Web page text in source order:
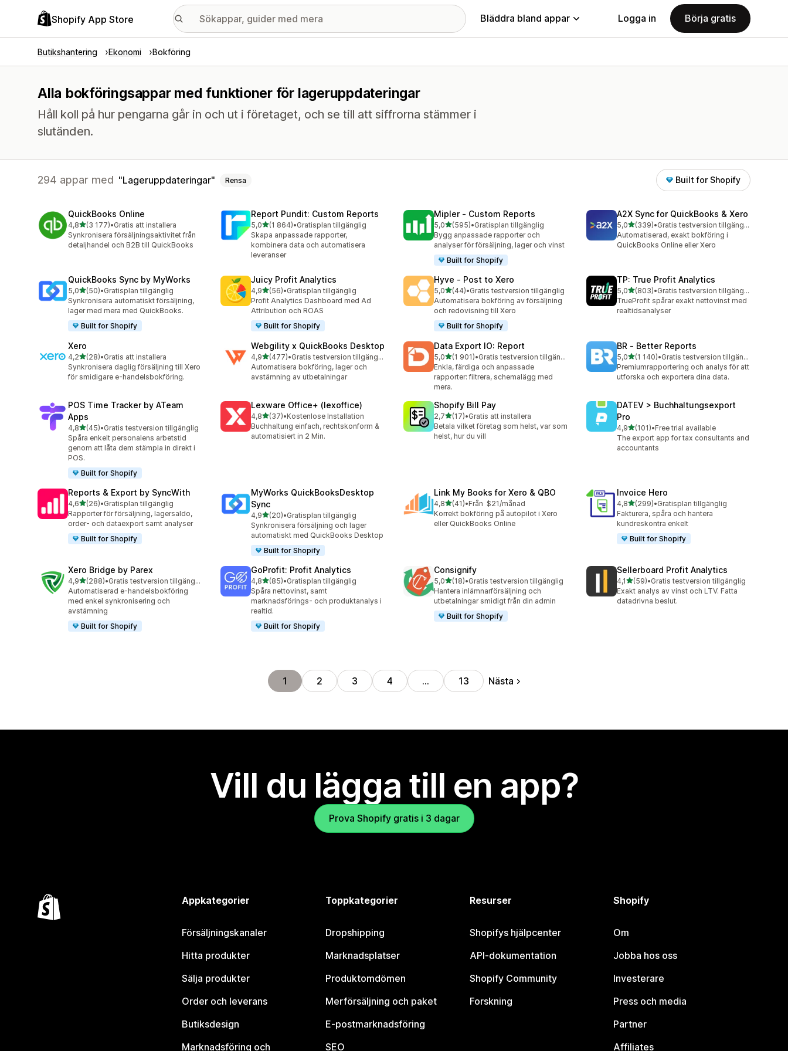
Shopify App Store Bläddra bland appar Logga in Börja gratis
Butikshantering Ekonomi Bokföring
Alla bokföringsappar med funktioner för lageruppdateringar
Håll koll på hur pengarna går in och ut i företaget, och se till att siffrorna stämmer i
slutänden.
294 appar med Lageruppdateringar Rensa Built for Shopify
QuickBooks Online
4,8av 5 stjärnor
(3 177)
3177 recensioner totalt
•Gratis att installera
Synkronisera försäljningsaktivitet från
detaljhandel och B2B till QuickBooks
Report Pundit: Custom Reports
5,0av 5 stjärnor
(1 864)
1864 recensioner totalt
•Gratisplan tillgänglig
Skapa anpassade rapporter,
kombinera data och automatisera
leveranser
Mipler ‑ Custom Reports
5,0av 5 stjärnor
(595)
595 recensioner totalt
•Gratisplan tillgänglig
Bygg anpassade rapporter och
analyser för försäljning, lager och vinst
Built for Shopify
A2X Sync for QuickBooks & Xero
5,0av 5 stjärnor
(339)
339 recensioner totalt
•
Gratis testversion tillgänglig
Automatiserad, exakt bokföring i
QuickBooks Online eller Xero
QuickBooks Sync by MyWorks
5,0av 5 stjärnor
(50)
50 recensioner totalt
•Gratisplan tillgänglig
Synkronisera automatiskt försäljning,
lager med mera med QuickBooks.
Built for Shopify
Juicy Profit Analytics
4,9av 5 stjärnor
(56)
56 recensioner totalt
•Gratisplan tillgänglig
Profit Analytics Dashboard med Ad
Attribution och ROAS
Built for Shopify
Hyve ‑ Post to Xero
5,0av 5 stjärnor
(44)
44 recensioner totalt
•Gratis testversion tillgänglig
Automatisera bokföring av försäljning
och redovisning till Xero
Built for Shopify
TP: True Profit Analytics
5,0av 5 stjärnor
(803)
803 recensioner totalt
•
Gratis testversion tillgänglig
TrueProfit spårar exakt nettovinst med
realtidsanalyser
Xero
4,2av 5 stjärnor
(28)
28 recensioner totalt
•Gratis att installera
Synkronisera daglig försäljning till Xero
för smidigare e-handelsbokföring.
Webgility x QuickBooks Desktop
4,9av 5 stjärnor
(477)
477 recensioner totalt
•
Gratis testversion tillgänglig
Automatisera bokföring, lager och
avstämning av utbetalningar
Data Export IO: Report
5,0av 5 stjärnor
(1 901)
1901 recensioner totalt
•
Gratis testversion tillgänglig
Enkla, färdiga och anpassade
rapporter: filtrera, schemalägg med
mera.
BR ‑ Better Reports
5,0av 5 stjärnor
(1 140)
1140 recensioner totalt
•
Gratis testversion tillgänglig
Premiumrapportering och analys för att
utforska och exportera dina data.
POS Time Tracker by ATeam
Apps
4,8av 5 stjärnor
(45)
45 recensioner totalt
•Gratis testversion tillgänglig
Spåra enkelt personalens arbetstid
genom att låta dem stämpla in direkt i
POS.
Built for Shopify
Lexware Office+ (lexoffice)
4,8av 5 stjärnor
(37)
37 recensioner totalt
•Kostenlose Installation
Buchhaltung einfach, rechtskonform &
automatisiert in 2 Min.
Shopify Bill Pay
2,7av 5 stjärnor
(17)
17 recensioner totalt
•Gratis att installera
Betala vilket företag som helst, var som
helst, hur du vill
DATEV > Buchhaltungsexport
Pro
4,9av 5 stjärnor
(101)
101 recensioner totalt
•Free trial available
The export app for tax consultants and
accountants
Reports & Export by SyncWith
4,6av 5 stjärnor
(26)
26 recensioner totalt
•Gratisplan tillgänglig
Rapporter för försäljning, lagersaldo,
order- och dataexport samt analyser
Built for Shopify
MyWorks QuickBooksDesktop
Sync
4,9av 5 stjärnor
(20)
20 recensioner totalt
•Gratisplan tillgänglig
Synkronisera försäljning och lager
automatiskt med QuickBooks Desktop
Built for Shopify
Link My Books for Xero & QBO
4,8av 5 stjärnor
(41)
41 recensioner totalt
•Från $21/månad
Korrekt bokföring på autopilot i Xero
eller QuickBooks Online
Invoice Hero
4,8av 5 stjärnor
(299)
299 recensioner totalt
•Gratisplan tillgänglig
Fakturera, spåra och hantera
kundreskontra enkelt
Built for Shopify
Xero Bridge by Parex
4,9av 5 stjärnor
(288)
288 recensioner totalt
•
Gratis testversion tillgänglig
Automatiserad e-handelsbokföring
med enkel synkronisering och
avstämning
Built for Shopify
GoProfit: Profit Analytics
4,8av 5 stjärnor
(85)
85 recensioner totalt
•Gratisplan tillgänglig
Spåra nettovinst, samt
marknadsförings- och produktanalys i
realtid.
Built for Shopify
Consignify
5,0av 5 stjärnor
(18)
18 recensioner totalt
•Gratis testversion tillgänglig
Hantera inlämnarförsäljning och
utbetalningar smidigt från din admin
Built for Shopify
Sellerboard Profit Analytics
4,1av 5 stjärnor
(59)
59 recensioner totalt
•Gratis testversion tillgänglig
Exakt analys av vinst och LTV. Fatta
datadrivna beslut.
1 2 3 4 … 13 Nästa
Vill du lägga till en app?
Prova Shopify gratis i 3 dagar
Appkategorier
Försäljningskanaler
Hitta produkter
Sälja produkter
Order och leverans
Butiksdesign
Marknadsföring och
Toppkategorier
Dropshipping
Marknadsplatser
Produktomdömen
Merförsäljning och paket
E-postmarknadsföring
SEO
Resurser
Shopifys hjälpcenter
API-dokumentation
Shopify Community
Forskning
Shopify
Om
Jobba hos oss
Investerare
Press och media
Partner
Affiliates